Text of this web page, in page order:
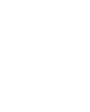
lifeatmvb/
mvbbooks